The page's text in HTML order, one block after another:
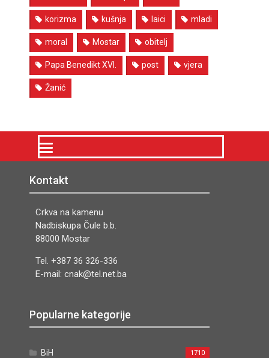
korizma kušnja laici mladi
moral Mostar obitelj
Papa Benedikt XVI. post vjera
Žanić
Kontakt
Crkva na kamenu
Nadbiskupa Čule b.b.
88000 Mostar
Tel. +387 36 326-336
E-mail: cnak@tel.net.ba
Popularne kategorije
BiH 1710